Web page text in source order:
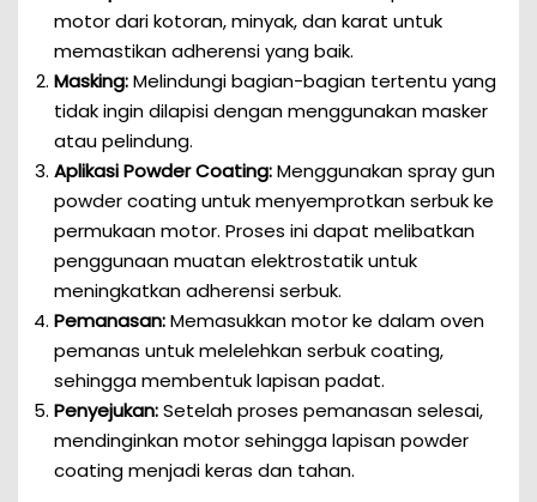
motor dari kotoran, minyak, dan karat untuk
memastikan adherensi yang baik.
Masking:Melindungi bagian-bagian tertentu yang
tidak ingin dilapisi dengan menggunakan masker
atau pelindung.
Aplikasi Powder Coating:Menggunakan spray gun
powder coating untuk menyemprotkan serbuk ke
permukaan motor. Proses ini dapat melibatkan
penggunaan muatan elektrostatik untuk
meningkatkan adherensi serbuk.
Pemanasan:Memasukkan motor ke dalam oven
pemanas untuk melelehkan serbuk coating,
sehingga membentuk lapisan padat.
Penyejukan:Setelah proses pemanasan selesai,
mendinginkan motor sehingga lapisan powder
coating menjadi keras dan tahan.